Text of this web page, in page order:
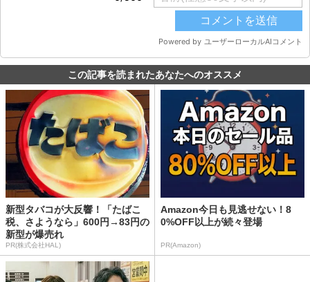
この記事を読まれたあなたへのオススメ
新型タバコが大反響！「たばこ
税、さようなら」600円→83円の
新型が爆売れ
PR(株式会社HAL)
Amazon今日も見逃せない！8
0%OFF以上が続々登場
PR(Amazon)